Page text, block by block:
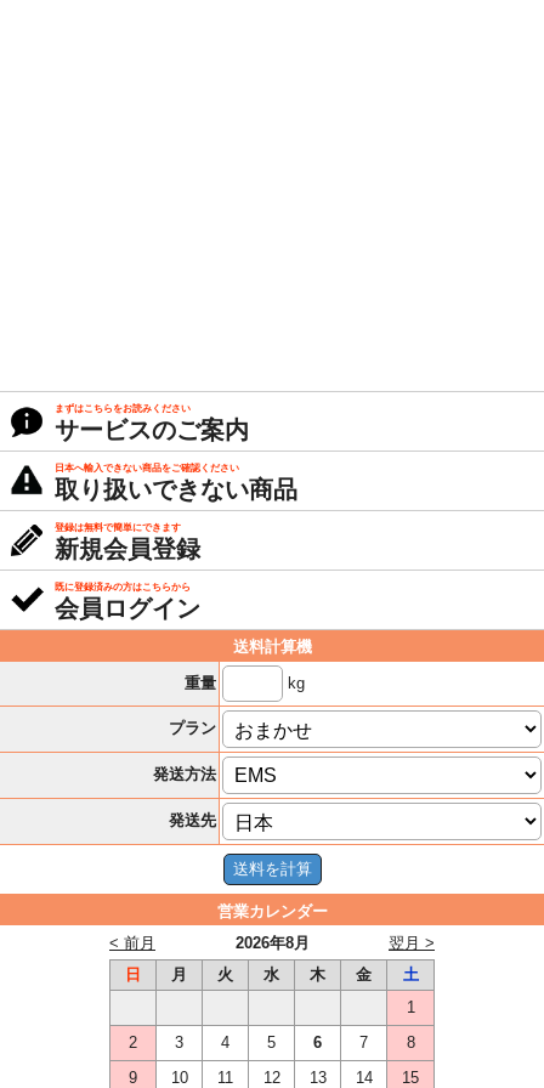
まずはこちらをお読みください
サービスのご案内
日本へ輸入できない商品をご確認ください
取り扱いできない商品
登録は無料で簡単にできます
新規会員登録
既に登録済みの方はこちらから
会員ログイン
送料計算機
重量
kg
プラン
発送方法
発送先
営業カレンダー
2026年8月
< 前月
翌月 >
日
月 火 水 木 金
土
1
2
3 4 5 6 7
8
9
10 11 12 13 14 15